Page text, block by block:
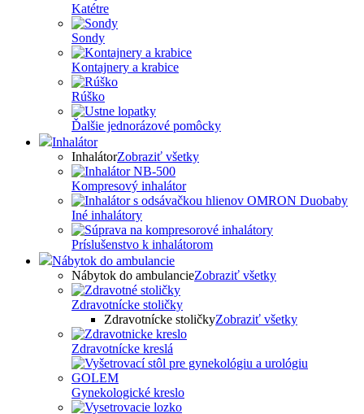
Katétre
Sondy
Kontajnery a krabice
Rúško
Ďalšie jednorázové pomôcky
Inhalátor
InhalátorZobraziť všetky
Kompresový inhalátor
Iné inhalátory
Príslušenstvo k inhalátorom
Nábytok do ambulancie
Nábytok do ambulancieZobraziť všetky
Zdravotnícke stoličky
Zdravotnícke stoličkyZobraziť všetky
Zdravotnícke kreslá
Gynekologické kreslo